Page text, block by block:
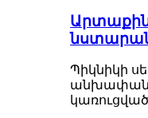
Արտաքին
Պիկնիկի
անխափան